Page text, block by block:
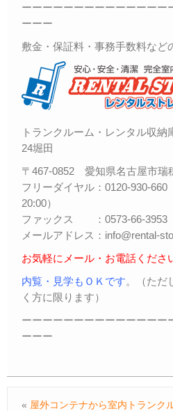
ーーーーーーーーーーーーーー
ーーー
敷金・保証料・事務手数料など
トランクルーム・レンタル収
24堀田
〒467-0852 愛知県名古屋市瑞
フリーダイヤル：0120-930-660
20:00）
ファックス ：0573-66-3953（
メールアドレス：info@rental-
お気軽にメール・お電話くださ
内覧・見学もＯＫです。（ただ
く方に限ります）
ーーーーーーーーーーーーーー
ーーー
« 屋外コンテナから室内トランク